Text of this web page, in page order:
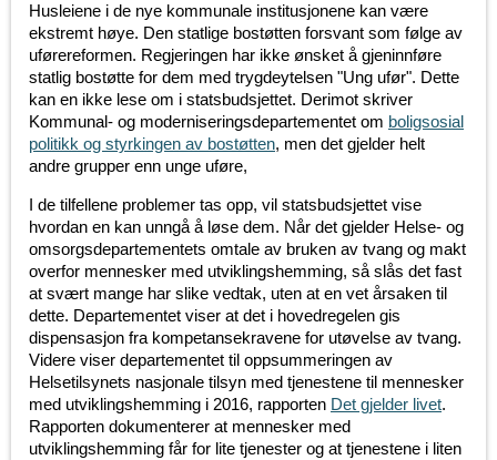
Husleiene i de nye kommunale institusjonene kan være
ekstremt høye. Den statlige bostøtten forsvant som følge av
uførereformen. Regjeringen har ikke ønsket å gjeninnføre
statlig bostøtte for dem med trygdeytelsen "Ung ufør". Dette
kan en ikke lese om i statsbudsjettet. Derimot skriver
Kommunal- og moderniseringsdepartementet om boligsosial
politikk og styrkingen av bostøtten, men det gjelder helt
andre grupper enn unge uføre,
I de tilfellene problemer tas opp, vil statsbudsjettet vise
hvordan en kan unngå å løse dem. Når det gjelder Helse- og
omsorgsdepartementets omtale av bruken av tvang og makt
overfor mennesker med utviklingshemming, så slås det fast
at svært mange har slike vedtak, uten at en vet årsaken til
dette. Departementet viser at det i hovedregelen gis
dispensasjon fra kompetansekravene for utøvelse av tvang.
Videre viser departementet til oppsummeringen av
Helsetilsynets nasjonale tilsyn med tjenestene til mennesker
med utviklingshemming i 2016, rapporten Det gjelder livet.
Rapporten dokumenterer at mennesker med
utviklingshemming får for lite tjenester og at tjenestene i liten